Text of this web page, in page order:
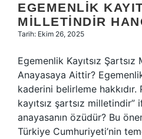
EGEMENLIK
MILLETINDIR
Tarih: Ekim 26, 2025
Egemenlik Kayıtsız
Anayasaya Aittir?
kaderini belirleme hakkıdır.
kayıtsız şartsız milletindir”
anayasanın özüdür? Bu
Türkiye Cumhuriyeti’nin